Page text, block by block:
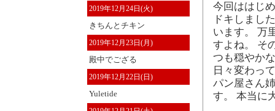
2019年12月24日(火)
きちんとチキン
2019年12月23日(月)
殿中でござる
2019年12月22日(日)
Yuletide
今回ははじ
ドキしまし
います。 万
すよね。 そ
つも穏やか
日々変わっ
パン屋さん
す。 本当に